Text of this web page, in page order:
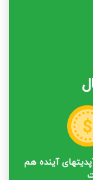
آینده هم